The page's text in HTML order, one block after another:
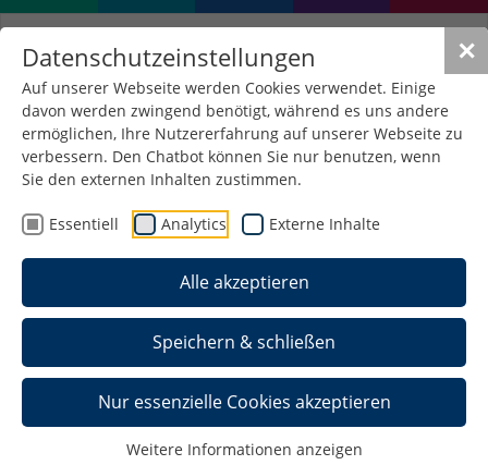
✕
Datenschutzeinstellungen
Auf unserer Webseite werden Cookies verwendet. Einige
davon werden zwingend benötigt, während es uns andere
ermöglichen, Ihre Nutzererfahrung auf unserer Webseite zu
verbessern. Den Chatbot können Sie nur benutzen, wenn
Sie den externen Inhalten zustimmen.
Essentiell Analytics Externe Inhalte
Alle akzeptieren
Speichern & schließen
Nur essenzielle Cookies akzeptieren
Weitere Informationen anzeigen
Die Vermessung des
Klimas: Crowdsourcing als
Instrument der
Meteologie
Allgemein , Elektrotechnik ,
Pressemeldungen